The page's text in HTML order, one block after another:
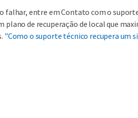
falhar, entre em Contato com o
plano de recuperação de local que
"Como o suporte técnico recupera um